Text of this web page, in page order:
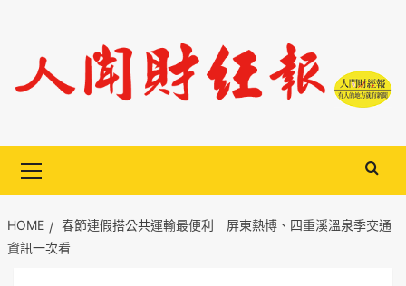
content
Menu
HOME
春節連假搭公共運輸最便利 屏東熱博、四重溪溫泉季交通
資訊一次看